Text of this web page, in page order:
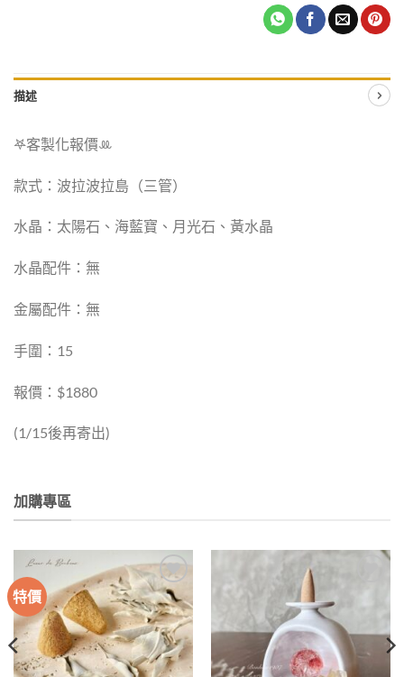
描述
𖤐客製化報價‪ꔛ
款式：波拉波拉島（三管）
水晶：太陽石、海藍寶、月光石、黃水晶
水晶配件：無
金屬配件：無
手圍：15
報價：$1880
(1/15後再寄出)
加購專區
特價
加入
收藏
收藏